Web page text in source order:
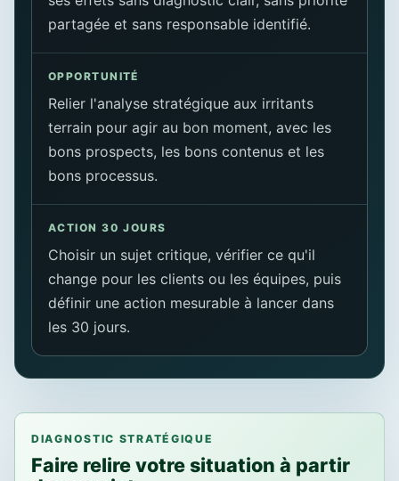
partagée et sans responsable identifié.
OPPORTUNITÉ
Relier l'analyse stratégique aux irritants
terrain pour agir au bon moment, avec les
bons prospects, les bons contenus et les
bons processus.
ACTION 30 JOURS
Choisir un sujet critique, vérifier ce qu'il
change pour les clients ou les équipes, puis
définir une action mesurable à lancer dans
les 30 jours.
DIAGNOSTIC STRATÉGIQUE
Faire relire votre situation à partir